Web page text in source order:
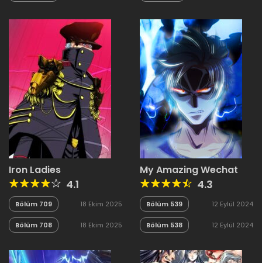
Iron Ladies
4.1
Bölüm 709 18 Ekim 2025
Bölüm 708 18 Ekim 2025
My Amazing Wechat
4.3
Bölüm 539 12 Eylül 2024
Bölüm 538 12 Eylül 2024